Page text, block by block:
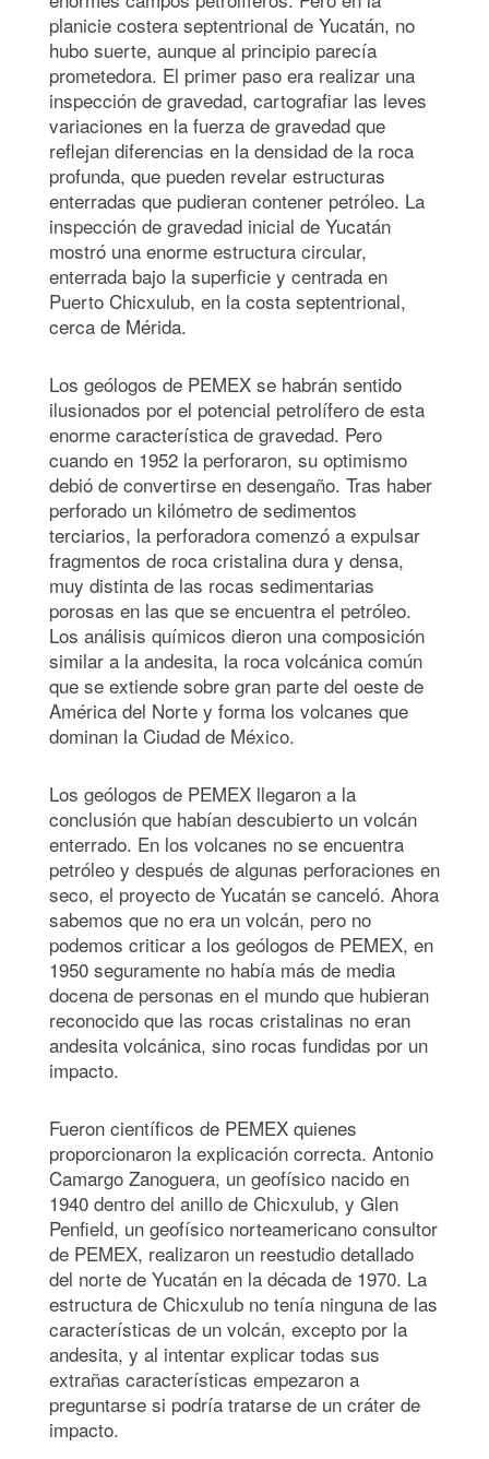
planicie costera septentrional de Yucatán, no
hubo suerte, aunque al principio parecía
prometedora. El primer paso era realizar una
inspección de gravedad, cartografiar las leves
variaciones en la fuerza de gravedad que
reflejan diferencias en la densidad de la roca
profunda, que pueden revelar estructuras
enterradas que pudieran contener petróleo. La
inspección de gravedad inicial de Yucatán
mostró una enorme estructura circular,
enterrada bajo la superficie y centrada en
Puerto Chicxulub, en la costa septentrional,
cerca de Mérida.
Los geólogos de PEMEX se habrán sentido
ilusionados por el potencial petrolífero de esta
enorme característica de gravedad. Pero
cuando en 1952 la perforaron, su optimismo
debió de convertirse en desengaño. Tras haber
perforado un kilómetro de sedimentos
terciarios, la perforadora comenzó a expulsar
fragmentos de roca cristalina dura y densa,
muy distinta de las rocas sedimentarias
porosas en las que se encuentra el petróleo.
Los análisis químicos dieron una composición
similar a la andesita, la roca volcánica común
que se extiende sobre gran parte del oeste de
América del Norte y forma los volcanes que
dominan la Ciudad de México.
Los geólogos de PEMEX llegaron a la
conclusión que habían descubierto un volcán
enterrado. En los volcanes no se encuentra
petróleo y después de algunas perforaciones en
seco, el proyecto de Yucatán se canceló. Ahora
sabemos que no era un volcán, pero no
podemos criticar a los geólogos de PEMEX, en
1950 seguramente no había más de media
docena de personas en el mundo que hubieran
reconocido que las rocas cristalinas no eran
andesita volcánica, sino rocas fundidas por un
impacto.
Fueron científicos de PEMEX quienes
proporcionaron la explicación correcta. Antonio
Camargo Zanoguera, un geofísico nacido en
1940 dentro del anillo de Chicxulub, y Glen
Penfield, un geofísico norteamericano consultor
de PEMEX, realizaron un reestudio detallado
del norte de Yucatán en la década de 1970. La
estructura de Chicxulub no tenía ninguna de las
características de un volcán, excepto por la
andesita, y al intentar explicar todas sus
extrañas características empezaron a
preguntarse si podría tratarse de un cráter de
impacto.